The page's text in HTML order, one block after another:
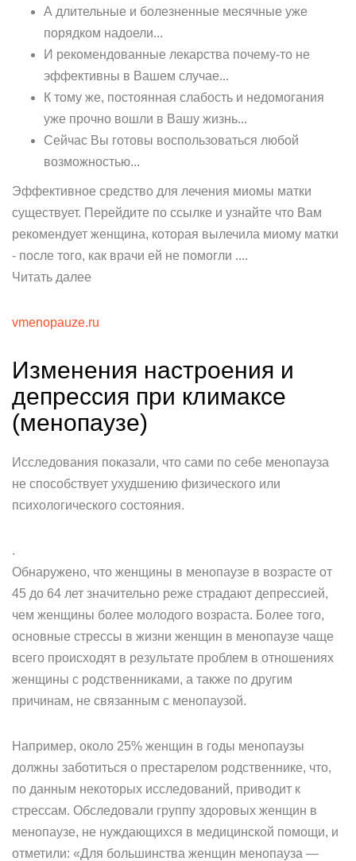
А длительные и болезненные месячные уже
порядком надоели...
И рекомендованные лекарства почему-то не
эффективны в Вашем случае...
К тому же, постоянная слабость и недомогания
уже прочно вошли в Вашу жизнь...
Сейчас Вы готовы воспользоваться любой
возможностью...
Эффективное средство для лечения миомы матки
существует. Перейдите по ссылке и узнайте что Вам
рекомендует женщина, которая вылечила миому матки
- после того, как врачи ей не помогли ....
Читать далее
vmenopauze.ru
Изменения настроения и
депрессия при климаксе
(менопаузе)
Исследования показали, что сами по себе менопауза
не способствует ухудшению физического или
психологического состояния.
.
Обнаружено, что женщины в менопаузе в возрасте от
45 до 64 лет значительно реже страдают депрессией,
чем женщины более молодого возраста. Более того,
основные стрессы в жизни женщин в менопаузе чаще
всего происходят в результате проблем в отношениях
женщины с родственниками, а также по другим
причинам, не связанным с менопаузой.
Например, около 25% женщин в годы менопаузы
должны заботиться о престарелом родственнике, что,
по данным некоторых исследований, приводит к
стрессам. Обследовали группу здоровых женщин в
менопаузе, не нуждающихся в медицинской помощи, и
отметили: «Для большинства женщин менопауза —